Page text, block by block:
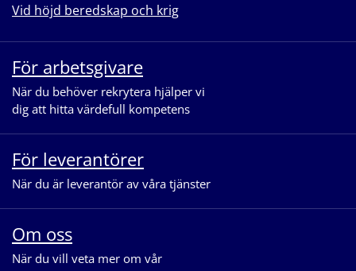
Vid höjd beredskap och krig
För arbetsgivare
När du behöver rekrytera hjälper vi
dig att hitta värdefull kompetens
För leverantörer
När du är leverantör av våra tjänster
Om oss
När du vill veta mer om vår